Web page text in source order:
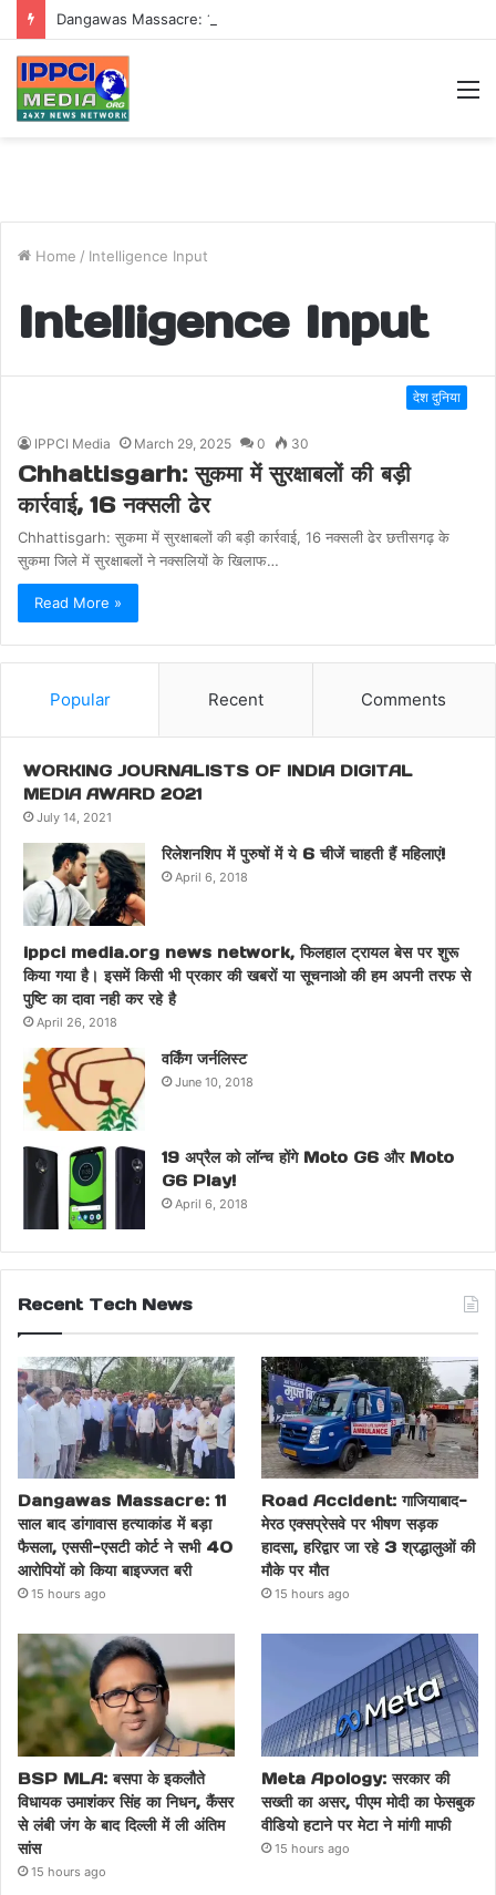
Home / Intelligence Input
Intelligence Input
देश दुनिया
IPPCI Media March 29, 2025 0 30
Chhattisgarh: सुकमा में सुरक्षाबलों की बड़ी
कार्रवाई, 16 नक्सली ढेर
Chhattisgarh: सुकमा में सुरक्षाबलों की बड़ी कार्रवाई, 16 नक्सली ढेर छत्तीसगढ़ के
सुकमा जिले में सुरक्षाबलों ने नक्सलियों के खिलाफ…
Read More »
Popular Recent Comments
WORKING JOURNALISTS OF INDIA DIGITAL
MEDIA AWARD 2021
July 14, 2021
रिलेशनशिप में पुरुषों में ये 6 चीजें चाहती हैं महिलाएं!
April 6, 2018
ippci media.org news network, फिलहाल ट्रायल बेस पर शुरू
किया गया है। इसमें किसी भी प्रकार की खबरों या सूचनाओ की हम अपनी तरफ से
पुष्टि का दावा नही कर रहे है
April 26, 2018
वर्किंग जर्नलिस्ट
June 10, 2018
19 अप्रैल को लॉन्च होंगे Moto G6 और Moto
G6 Play!
April 6, 2018
Recent Tech News
Dangawas Massacre: 11
साल बाद डांगावास हत्याकांड में बड़ा
फैसला, एससी-एसटी कोर्ट ने सभी 40
आरोपियों को किया बाइज्जत बरी
15 hours ago
Road Accident: गाजियाबाद-
मेरठ एक्सप्रेसवे पर भीषण सड़क
हादसा, हरिद्वार जा रहे 3 श्रद्धालुओं की
मौके पर मौत
15 hours ago
BSP MLA: बसपा के इकलौते
विधायक उमाशंकर सिंह का निधन, कैंसर
से लंबी जंग के बाद दिल्ली में ली अंतिम
सांस
15 hours ago
Meta Apology: सरकार की
सख्ती का असर, पीएम मोदी का फेसबुक
वीडियो हटाने पर मेटा ने मांगी माफी
15 hours ago